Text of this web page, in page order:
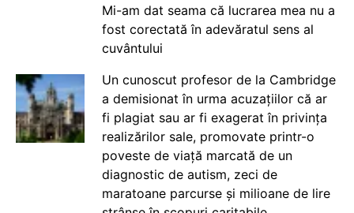
Mi-am dat seama că lucrarea mea nu a
fost corectată în adevăratul sens al
cuvântului
Un cunoscut profesor de la Cambridge
a demisionat în urma acuzațiilor că ar
fi plagiat sau ar fi exagerat în privința
realizărilor sale, promovate printr-o
poveste de viață marcată de un
diagnostic de autism, zeci de
maratoane parcurse și milioane de lire